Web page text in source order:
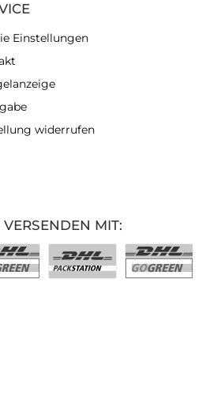
Einstellungen
widerrufen
MIT: